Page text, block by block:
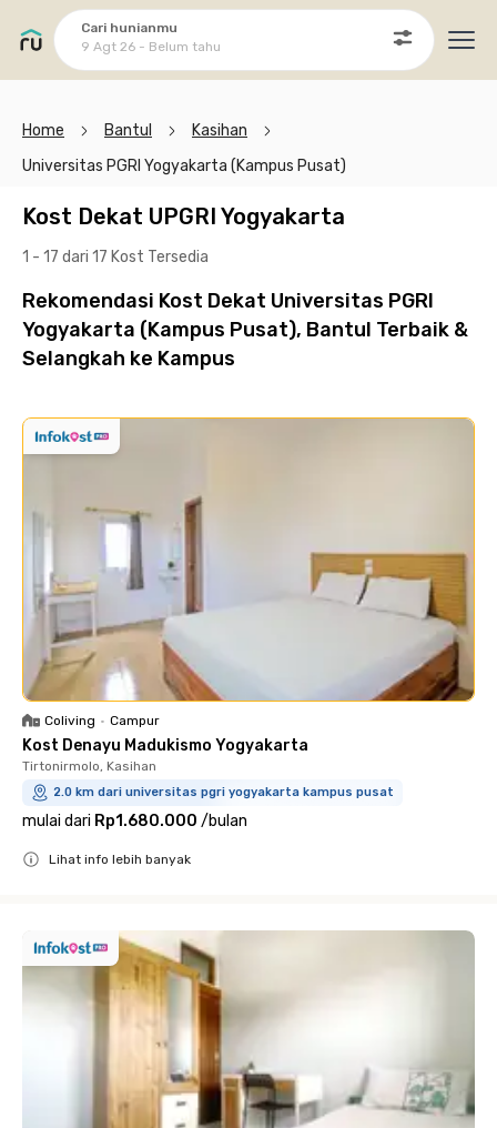
Cari hunianmu
9 Agt 26 - Belum tahu
Home Bantul
Kasihan
Universitas PGRI Yogyakarta (Kampus Pusat)
Kost Dekat UPGRI Yogyakarta
1 - 17 dari 17 Kost Tersedia
Rekomendasi Kost Dekat Universitas PGRI
Yogyakarta (Kampus Pusat), Bantul Terbaik &
Selangkah ke Kampus
Coliving • Campur
Kost Denayu Madukismo Yogyakarta
Tirtonirmolo, Kasihan
2.0 km dari universitas pgri yogyakarta kampus pusat
mulai dari Rp1.680.000 /bulan
Lihat info lebih banyak